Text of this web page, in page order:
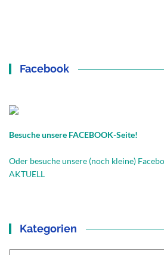
Facebook
Besuche unsere FACEBOOK-Seite!
Oder besuche unsere (noch kleine)
AKTUELL
Kategorien